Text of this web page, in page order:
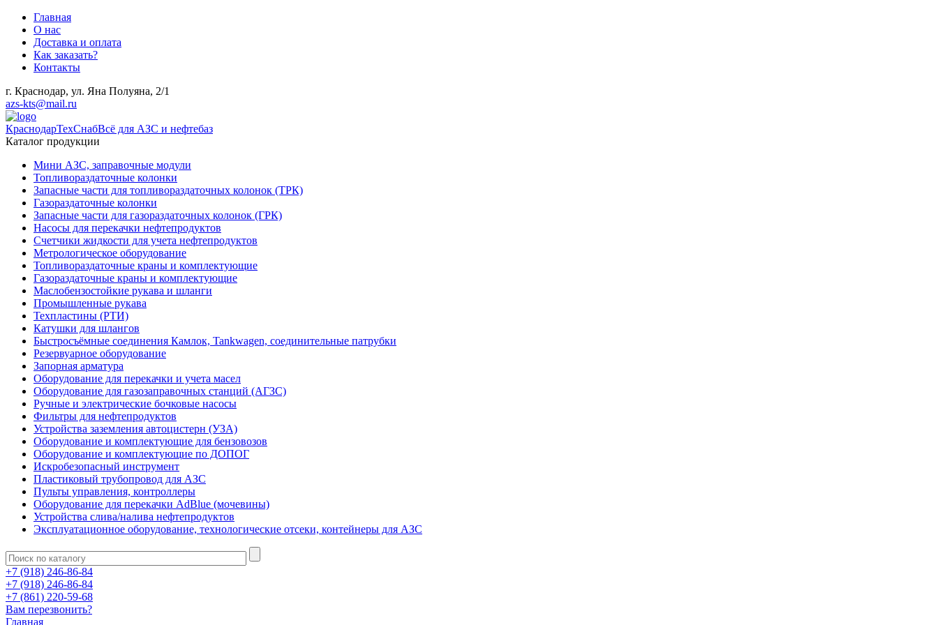
Главная
О нас
Доставка и оплата
Как заказать?
Контакты
г. Краснодар, ул. Яна Полуяна, 2/1
azs-kts@mail.ru
КраснодарТехСнабВсё для АЗС и нефтебаз
Каталог продукции
Мини АЗС, заправочные модули
Топливораздаточные колонки
Запасные части для топливораздаточных колонок (ТРК)
Газораздаточные колонки
Запасные части для газораздаточных колонок (ГРК)
Насосы для перекачки нефтепродуктов
Счетчики жидкости для учета нефтепродуктов
Метрологическое оборудование
Топливораздаточные краны и комплектующие
Газораздаточные краны и комплектующие
Маслобензостойкие рукава и шланги
Промышленные рукава
Техпластины (РТИ)
Катушки для шлангов
Быстросъёмные соединения Камлок, Tankwagen, соединительные патрубки
Резервуарное оборудование
Запорная арматура
Оборудование для перекачки и учета масел
Оборудование для газозаправочных станций (АГЗС)
Ручные и электрические бочковые насосы
Фильтры для нефтепродуктов
Устройства заземления автоцистерн (УЗА)
Оборудование и комплектующие для бензовозов
Оборудование и комплектующие по ДОПОГ
Искробезопасный инструмент
Пластиковый трубопровод для АЗС
Пульты управления, контроллеры
Оборудование для перекачки AdBlue (мочевины)
Устройства слива/налива нефтепродуктов
Эксплуатационное оборудование, технологические отсеки, контейнеры для АЗС
+7 (918) 246-86-84
+7 (918) 246-86-84
+7 (861) 220-59-68
Вам перезвонить?
Главная